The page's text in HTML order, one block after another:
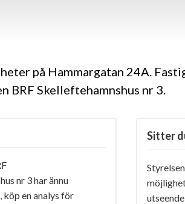
på Hammargatan 24A.
BRF Skelleftehamnshus nr 3.
nr 3 har ännu
en analys för
Sitter